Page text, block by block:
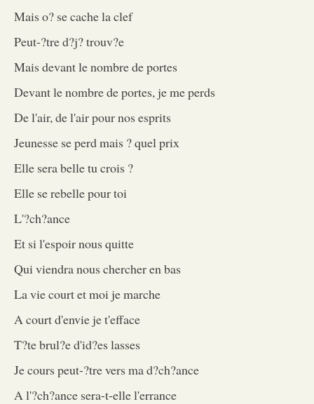
Mais o? se cache la clef
Peut-?tre d?j? trouv?e
Mais devant le nombre de portes
Devant le nombre de portes, je me perds
De l'air, de l'air pour nos esprits
Jeunesse se perd mais ? quel prix
Elle sera belle tu crois ?
Elle se rebelle pour toi
L'?ch?ance
Et si l'espoir nous quitte
Qui viendra nous chercher en bas
La vie court et moi je marche
A court d'envie je t'efface
T?te brul?e d'id?es lasses
Je cours peut-?tre vers ma d?ch?ance
A l'?ch?ance sera-t-elle l'errance